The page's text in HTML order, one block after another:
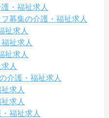
・福祉求人
募集の介護・福祉求人
祉求人
祉求人
祉求人
人
介護・福祉求人
求人
求人
福祉求人